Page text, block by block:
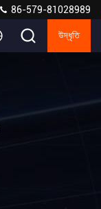
86-579-81028989
উদ্ধৃতি